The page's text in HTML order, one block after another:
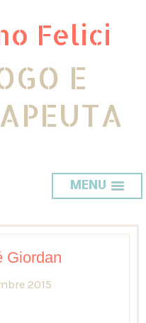
Felici
E
MENU
Giordan
2015